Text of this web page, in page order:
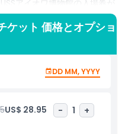
アイオワ博物館の入場券が
つ教育的な軍事アトラクショ
ドツアーでこの強大な艦の内
兵と同じ甲板を歩き、威圧感
ブリッジを通り抜け、乗組員
。博物館にはインタラクティ
遺産と米国軍事史への貢献を
、海軍技術、歴史的遺物が魅
。家族、歴史愛好家、退役軍
く、刺激的に感じるでしょ
ケット 価格とオプショ
DD MM, YYYY
US$ 28.95 - 1 +